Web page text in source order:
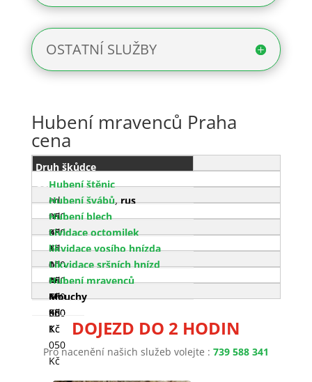
OSTATNÍ SLUŽBY
Hubení mravenců Praha
cena
Druh škůdce
CenaHubení štěnic
od
950
Kč
Hubení švábů, rus
od
950
Kč
Hubení blech
od
1
000
Kč
Lividace octomilek
od
1
050
Kč
likvidace vosího hnízda
od
1
550
Kč
Likvidace sršních hnízd
od
1
550
Kč
Hubení mravenců
od
950
Kč
Mouchy
od
1
050
Kč
DOJEZD DO 2 HODIN
Pro nacenění našich služeb volejte : 739 588 341